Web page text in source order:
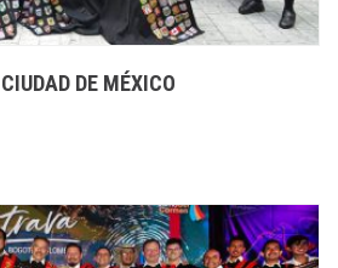
DE MÉXICO